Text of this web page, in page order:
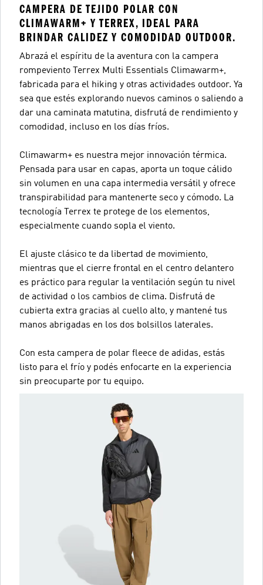
CAMPERA DE TEJIDO POLAR CON
CLIMAWARM+ Y TERREX, IDEAL PARA
BRINDAR CALIDEZ Y COMODIDAD OUTDOOR.
Abrazá el espíritu de la aventura con la campera
rompeviento Terrex Multi Essentials Climawarm+,
fabricada para el hiking y otras actividades outdoor. Ya
sea que estés explorando nuevos caminos o saliendo a
dar una caminata matutina, disfrutá de rendimiento y
comodidad, incluso en los días fríos.
Climawarm+ es nuestra mejor innovación térmica.
Pensada para usar en capas, aporta un toque cálido
sin volumen en una capa intermedia versátil y ofrece
transpirabilidad para mantenerte seco y cómodo. La
tecnología Terrex te protege de los elementos,
especialmente cuando sopla el viento.
El ajuste clásico te da libertad de movimiento,
mientras que el cierre frontal en el centro delantero
es práctico para regular la ventilación según tu nivel
de actividad o los cambios de clima. Disfrutá de
cubierta extra gracias al cuello alto, y mantené tus
manos abrigadas en los dos bolsillos laterales.
Con esta campera de polar fleece de adidas, estás
listo para el frío y podés enfocarte en la experiencia
sin preocuparte por tu equipo.